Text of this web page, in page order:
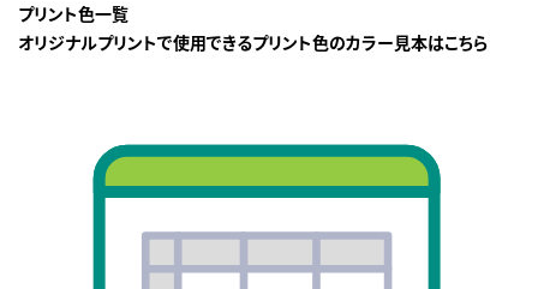
プリント色一覧
オリジナルプリントで使用できるプリント色のカラー見本はこちら